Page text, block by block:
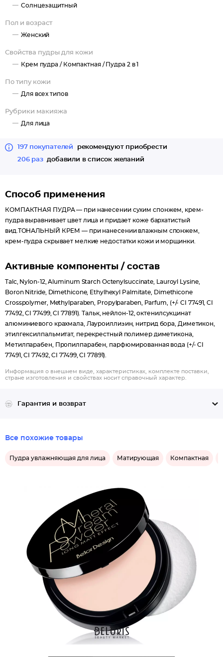
Солнцезащитный
Пол и возраст
Женский
Свойства пудры для кожи
Крем пудра / Компактная / Пудра 2 в 1
По типу кожи
Для всех типов
Рубрики макияжа
Для лица
197 покупателей
рекомендуют приобрести
206 раз добавили в список желаний
Способ применения
КОМПАКТНАЯ ПУДРА — при нанесении сухим спонжем, крем-
пудра выравнивает цвет лица и придает коже бархатистый
вид.ТОНАЛЬНЫЙ КРЕМ — при нанесении влажным спонжем,
крем-пудра скрывает мелкие недостатки кожи и морщинки.
Активные компоненты / состав
Talc, Nylon-12, Aluminum Starch Octenylsuccinate, Lauroyl Lysine,
Boron Nitride, Dimethicone, Ethylhexyl Palmitate, Dimethicone
Crosspolymer, Methylparaben, Propylparaben, Parfum, (+/- CI 77491, CI
77492, CI 77499, CI 77891). Тальк, нейлон-12, октенилсукцинат
алюминиевого крахмала, Лауроиллизин, нитрид бора, Диметикон,
этилгексилпальмитат, перекрестный полимер диметикона,
Метилпарабен, Пропилпарабен, парфюмированная вода (+/- CI
77491, CI 77492, CI 77499, CI 77891).
Информация о внешнем виде, характеристиках, комплекте поставки,
стране изготовления и свойствах носит справочный характер.
Гарантия и возврат
Все похожие товары
Пудра увлажняющая для лица Матирующая Компактная